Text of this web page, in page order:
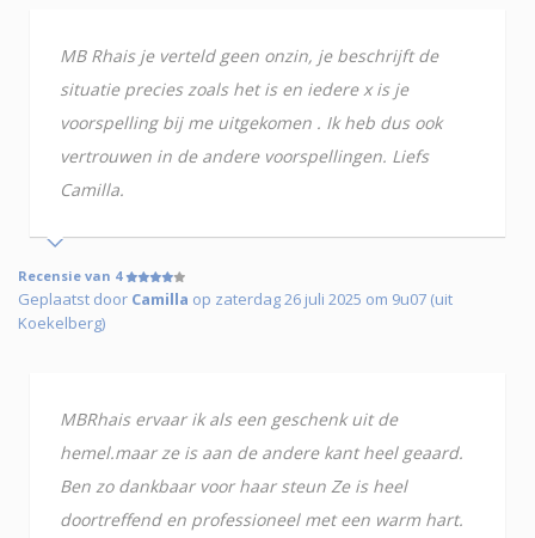
MB Rhais je verteld geen onzin, je beschrijft de
situatie precies zoals het is en iedere x is je
voorspelling bij me uitgekomen . Ik heb dus ook
vertrouwen in de andere voorspellingen. Liefs
Camilla.
Recensie van 4
Geplaatst door Camilla op zaterdag 26 juli 2025 om 9u07 (uit
Koekelberg)
MBRhais ervaar ik als een geschenk uit de
hemel.maar ze is aan de andere kant heel geaard.
Ben zo dankbaar voor haar steun Ze is heel
doortreffend en professioneel met een warm hart.